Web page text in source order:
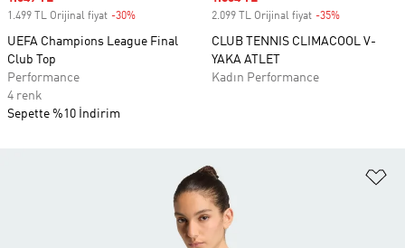
1.499 TL Orijinal fiyat -30%
UEFA Champions League Final
Club Top
Performance
4 renk
Sepette %10 İndirim
2.099 TL Orijinal fiyat -35%
CLUB TENNIS CLIMACOOL V-
YAKA ATLET
Kadın Performance